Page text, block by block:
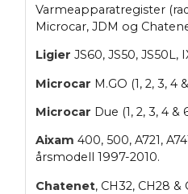
Varmeapparatregister
Microcar, JDM og
Ligier JS60, JS50, JS50L,
Microcar M.GO (1, 2, 3, 4
Microcar Due (1, 2, 3, 4 &
Aixam 400, 500, A721,
årsmodell 1997-2010.
Chatenet, CH32, CH28